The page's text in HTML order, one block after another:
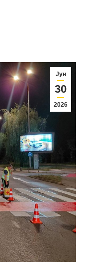
Јун
30
2026